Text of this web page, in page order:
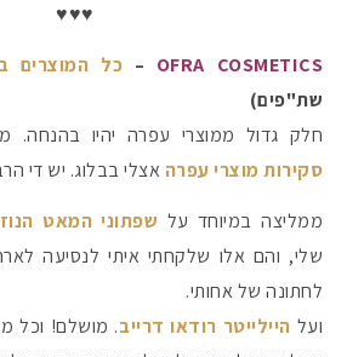
♥♥♥
OFRA COSMETICS
– כל המוצרים ב-30%
שת"פים)
חלק גדול ממוצרי עפרה יהיו בהנחה.
סקירות מוצרי עפרה אצלי בבלוג. יש די
ממליצה במיוחד על שפתוני המאט
שלי, והם אלו שלקחתי איתי לנסיעה
לחתונה של אחותי.
ועל היילייטר רודאו דרייב. מושלם! וכל